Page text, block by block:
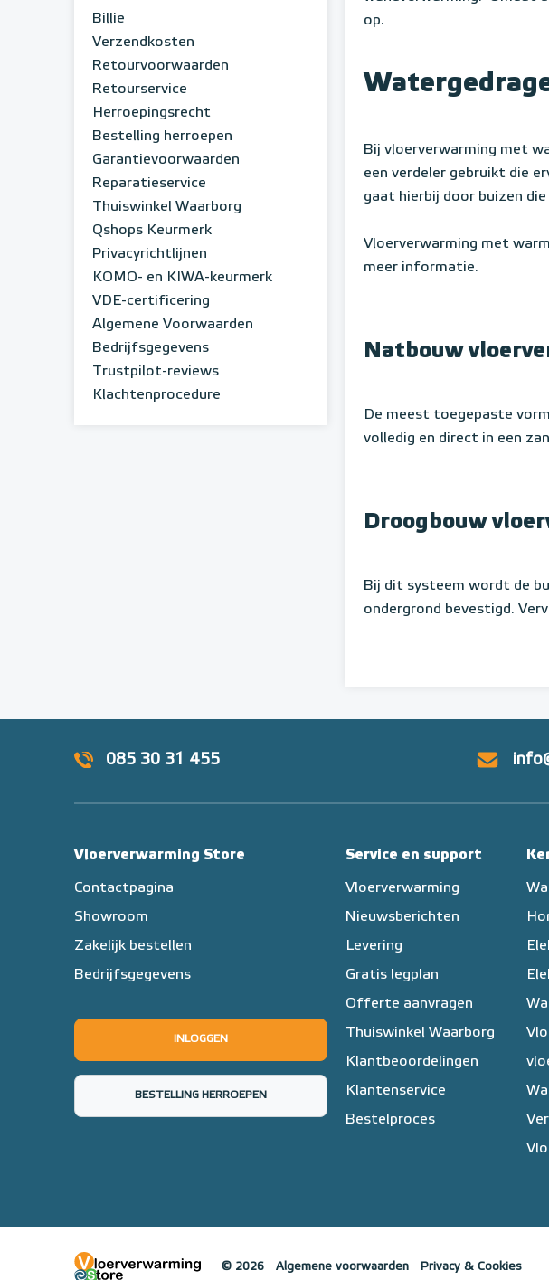
Billie
Verzendkosten
Retourvoorwaarden
Retourservice
Herroepingsrecht
Bestelling herroepen
Garantievoorwaarden
Reparatieservice
Thuiswinkel Waarborg
Qshops Keurmerk
Privacyrichtlijnen
KOMO- en KIWA-keurmerk
VDE-certificering
Algemene Voorwaarden
Bedrijfsgegevens
Trustpilot-reviews
Klachtenprocedure
op.
Bij vloerverwarming met
een verdeler gebruikt die
gaat hierbij door buizen
Vloerverwarming met
meer informatie.
Natbouw
De meest toegepaste
volledig en direct in een
Droogbouw
Bij dit systeem wordt de
ondergrond bevestigd.
085 30 31 455
Vloerverwarming Store
Contactpagina
Showroom
Zakelijk bestellen
Bedrijfsgegevens
INLOGGEN
BESTELLING HERROEPEN
Service en support
Vloerverwarming
Nieuwsberichten
Levering
Gratis legplan
Offerte aanvragen
Thuiswinkel Waarborg
Klantbeoordelingen
Klantenservice
Bestelproces
© 2026 Algemene voorwaarden Privacy & Cookies